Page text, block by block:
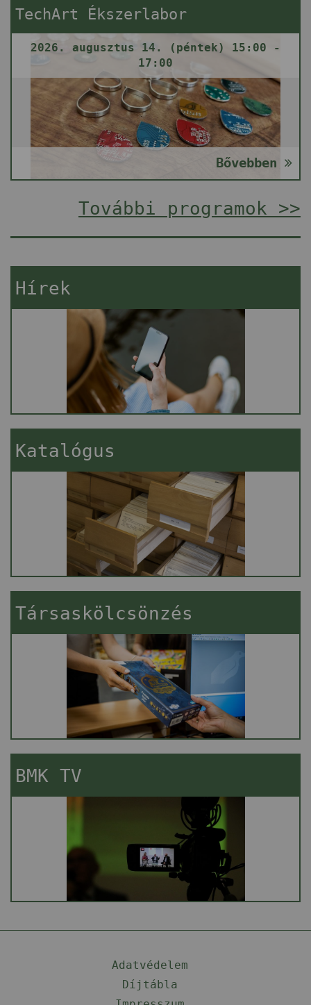
TechArt Ékszerlabor
2026. augusztus 14. (péntek) 15:00 -
17:00
Bővebben
További programok >>
Hírek
Katalógus
Társaskölcsönzés
BMK TV
Adatvédelem
Díjtábla